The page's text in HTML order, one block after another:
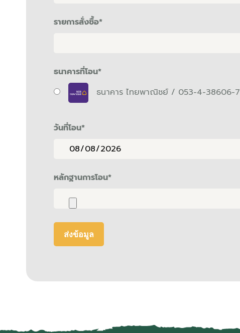
รายการสั่งซื้อ*
ธนาคารที่โอน*
ธนาคาร ไทยพาณิชย์ / 053-4-38606-7
วันที่โอน*
หลักฐานการโอน*
ส่งข้อมูล